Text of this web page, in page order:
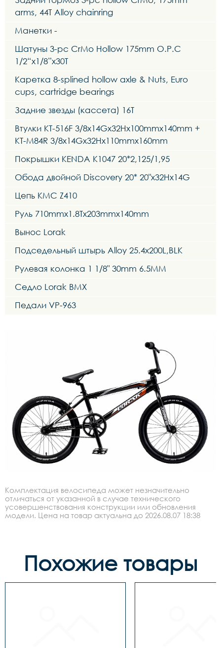
arms, 44T Alloy chainring
Манетки -
Шатуны 3-pc CrMo Hollow 175mm O.P.C
1/2“x1/8”x30T
Каретка 8-splined hollow axle & Nuts, Euro
cups, cartridge bearings
Задние звезды (кассета) 16Т
Втулки KT-516F 3/8x14Gx32Hx100mmx140mm +
KT-M84R 3/8x14Gx32Hx110mmx160mm
Покрышки KENDA K1047 20*2,125/1,95
Обода двойной Discovery 20* 20"x32Hx14G
Цепь KMC Z410
Руль 710mmx1.8Tx203mmx140mm
Вынос Lorak
Подседельный штырь Alloy 25.4x200L,BLK
Рулевая колонка 1 1/8" 30mm 6.5MM
Седло Lorak BMX
Педали VP-963
Комплектация велосипеда может незначительно
отличаться от указанной в случае технического
усовершенствования конструкции или обновления
модели. Цена на товар актуальна до 2026.08.07 18:38
Похожие товары